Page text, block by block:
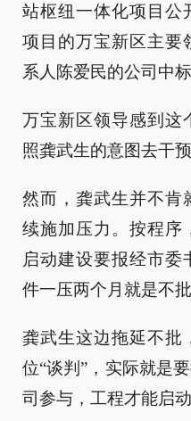
站枢纽一体化项目公
项目的万宝新区主要
系人陈爱民的公司中标
万宝新区领导感到这
照龚武生的意图去干预
然而，龚武生并不肯
续施加压力。按程序
启动建设要报经市委
件一压两个月就是不批
龚武生这边拖延不批
位“谈判”，实际就是
司参与，工程才能启动